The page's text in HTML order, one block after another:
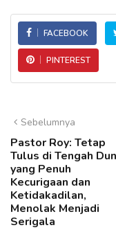
FACEBOOK
PINTEREST
Sebelumnya
Pastor Roy: Tetap
Tulus di Tengah
yang Penuh
Kecurigaan dan
Ketidakadilan,
Menolak Menjadi
Serigala